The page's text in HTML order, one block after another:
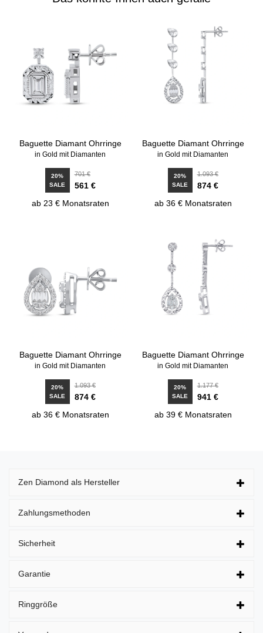
Baguette Diamant Ohrringe
in Gold mit Diamanten
20%
SALE
701 €
561 €
ab 23 € Monatsraten
Baguette Diamant Ohrringe
in Gold mit Diamanten
20%
SALE
1.093 €
874 €
ab 36 € Monatsraten
Baguette Diamant Ohrringe
in Gold mit Diamanten
20%
SALE
1.093 €
874 €
ab 36 € Monatsraten
Baguette Diamant Ohrringe
in Gold mit Diamanten
20%
SALE
1.177 €
941 €
ab 39 € Monatsraten
Zen Diamond als Hersteller
Zahlungsmethoden
Sicherheit
Garantie
Ringgröße